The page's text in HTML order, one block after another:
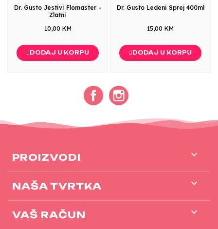
Dr. Gusto Jestivi Flomaster -
Zlatni
10,00 KM
DODAJ U KORPU
Dr. Gusto Ledeni Sprej 400ml
15,00 KM
DODAJ U KORPU
Facebook
PROIZVODI 
NAŠA TVRTKA 
VAŠ RAČUN 